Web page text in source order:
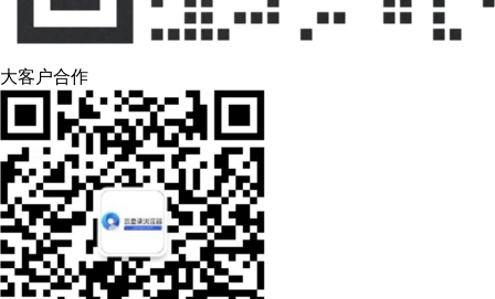
大客户合作